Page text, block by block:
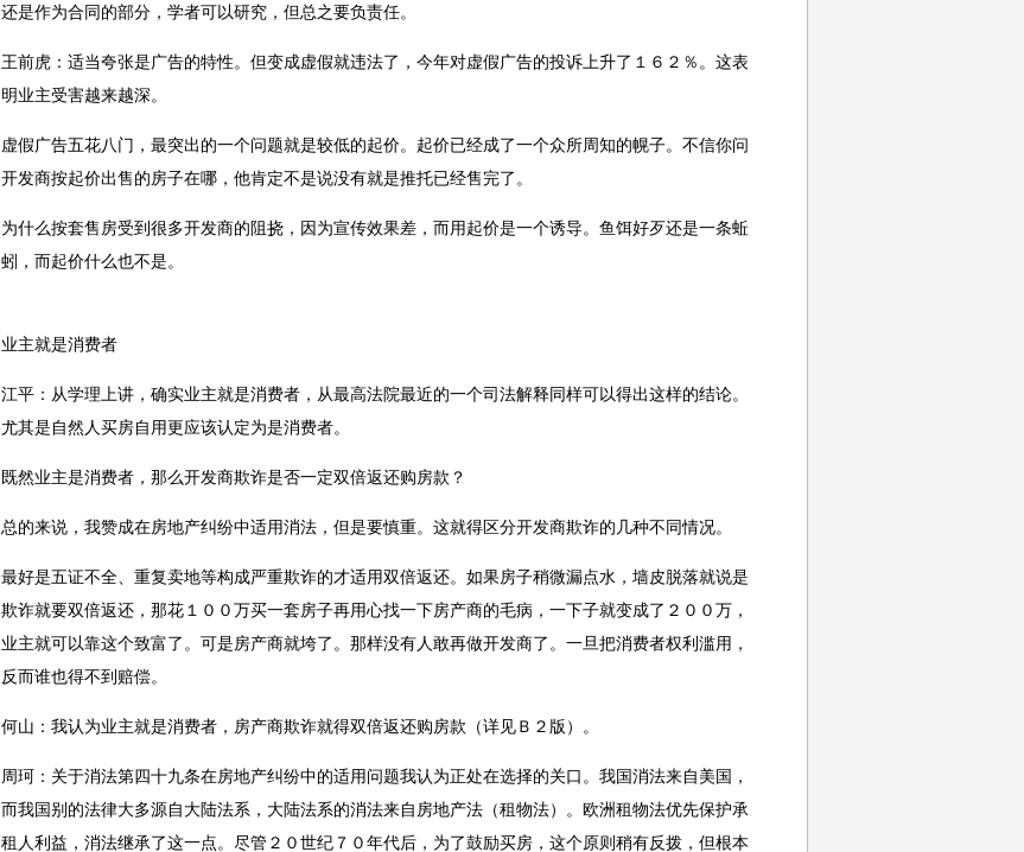
还是作为合同的部分，学者可以研究，但总之要负责任。
王前虎：适当夸张是广告的特性。但变成虚假就违法了，今年对虚假广告的投诉上升了１６２％。这表
明业主受害越来越深。
虚假广告五花八门，最突出的一个问题就是较低的起价。起价已经成了一个众所周知的幌子。不信你问
开发商按起价出售的房子在哪，他肯定不是说没有就是推托已经售完了。
为什么按套售房受到很多开发商的阻挠，因为宣传效果差，而用起价是一个诱导。鱼饵好歹还是一条蚯
蚓，而起价什么也不是。
业主就是消费者
江平：从学理上讲，确实业主就是消费者，从最高法院最近的一个司法解释同样可以得出这样的结论。
尤其是自然人买房自用更应该认定为是消费者。
既然业主是消费者，那么开发商欺诈是否一定双倍返还购房款？
总的来说，我赞成在房地产纠纷中适用消法，但是要慎重。这就得区分开发商欺诈的几种不同情况。
最好是五证不全、重复卖地等构成严重欺诈的才适用双倍返还。如果房子稍微漏点水，墙皮脱落就说是
欺诈就要双倍返还，那花１００万买一套房子再用心找一下房产商的毛病，一下子就变成了２００万，
业主就可以靠这个致富了。可是房产商就垮了。那样没有人敢再做开发商了。一旦把消费者权利滥用，
反而谁也得不到赔偿。
何山：我认为业主就是消费者，房产商欺诈就得双倍返还购房款（详见Ｂ２版）。
周珂：关于消法第四十九条在房地产纠纷中的适用问题我认为正处在选择的关口。我国消法来自美国，
而我国别的法律大多源自大陆法系，大陆法系的消法来自房地产法（租物法）。欧洲租物法优先保护承
租人利益，消法继承了这一点。尽管２０世纪７０年代后，为了鼓励买房，这个原则稍有反拨，但根本